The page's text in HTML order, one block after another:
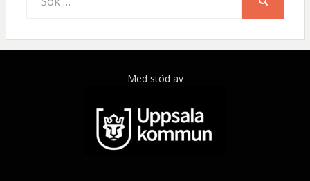
efter:
Med stöd av